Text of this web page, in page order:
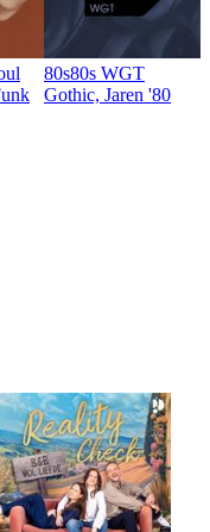
80s80s WGT
Gothic, Jaren '80